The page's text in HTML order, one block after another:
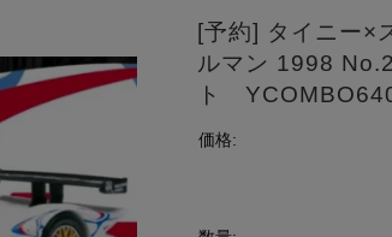
[予約] タイニー×
ルマン 1998
ト
価格: